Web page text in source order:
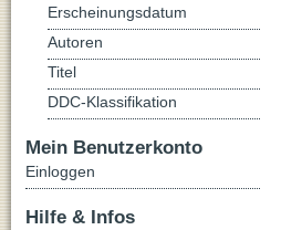
Erscheinungsdatum
Autoren
Titel
DDC-Klassifikation
Mein Benutzerkonto
Einloggen
Hilfe & Infos